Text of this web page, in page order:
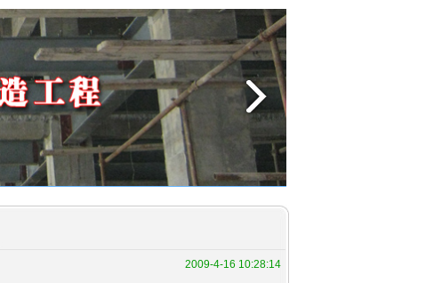
2009-4-16 10:28:14